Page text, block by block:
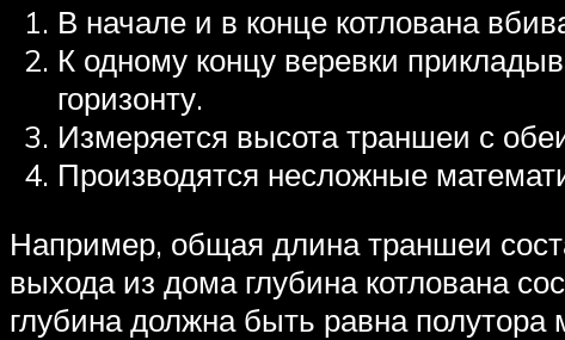
В начале и в конце котлована
К одному концу веревки
горизонту.
Измеряется высота траншеи с
Производятся несложные
Например, общая длина траншеи
выхода из дома глубина котлована
глубина должна быть равна полутора